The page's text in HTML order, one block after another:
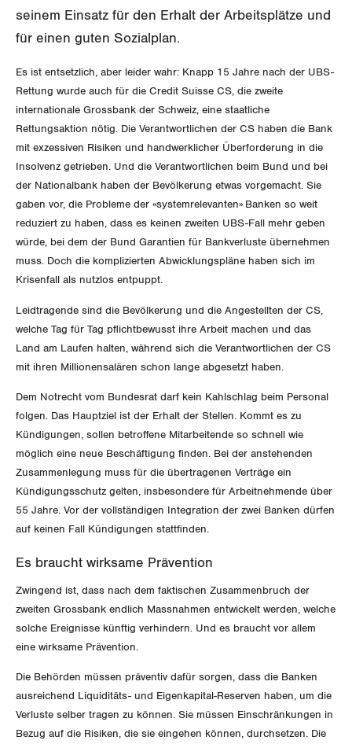
Migrationskommission
Queer-Kommission
Rentner:innen-Kommission
Beide Basel
Bern
Jura
Luzern
Schaffhausen
Schwyz
St. Gallen-Appenzell
Solothurn
Tessin
Thurgau
Waadt
Wallis
AGENDA
Vernehmlassungen
seinem Einsatz für den Erhalt der Arbeitsplätze und
für einen guten Sozialplan.
Es ist entsetzlich, aber leider wahr: Knapp 15 Jahre nach der UBS-
Rettung wurde auch für die Credit Suisse CS, die zweite
internationale Grossbank der Schweiz, eine staatliche
Rettungsaktion nötig. Die Verantwortlichen der CS haben die Bank
mit exzessiven Risiken und handwerklicher Überforderung in die
Insolvenz getrieben. Und die Verantwortlichen beim Bund und bei
der Nationalbank haben der Bevölkerung etwas vorgemacht. Sie
gaben vor, die Probleme der «system­relevanten» Banken so weit
reduziert zu haben, dass es keinen zweiten UBS-Fall mehr geben
würde, bei dem der Bund Garantien für Bankverluste übernehmen
muss. Doch die komplizierten Abwicklungspläne haben sich im
Krisenfall als nutzlos entpuppt.
Leidtragende sind die Bevölkerung und die Angestellten der CS,
welche Tag für Tag pflichtbewusst ihre Arbeit machen und das
Land am Laufen halten, während sich die Verantwortlichen der CS
mit ihren Millionensalären schon lange abgesetzt haben.
Dem Notrecht vom Bundesrat darf kein Kahlschlag beim Personal
folgen. Das Hauptziel ist der Erhalt der Stellen. Kommt es zu
Kündigungen, sollen betroffene Mitarbeitende so schnell wie
möglich eine neue Beschäftigung finden. Bei der anstehenden
Zusammenlegung muss für die übertragenen Verträge ein
Kündigungsschutz gelten, insbesondere für Arbeitnehmende über
55 Jahre. Vor der vollständigen Integration der zwei Banken dürfen
auf keinen Fall Kündigungen stattfinden.
Es braucht wirksame Prävention
Zwingend ist, dass nach dem faktischen Zusammenbruch der
zweiten Grossbank endlich Massnahmen entwickelt werden, welche
solche Ereignisse künftig verhindern. Und es braucht vor allem
eine wirksame Prävention.
Die Behörden müssen präventiv dafür sorgen, dass die Banken
ausreichend Liquiditäts- und Eigenkapital-Reserven haben, um die
Verluste selber tragen zu können. Sie müssen Einschränkungen in
Bezug auf die Risiken, die sie eingehen können, durchsetzen. Die